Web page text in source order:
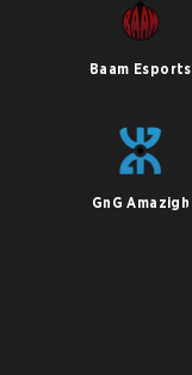
Baam Esports
GnG Amazigh